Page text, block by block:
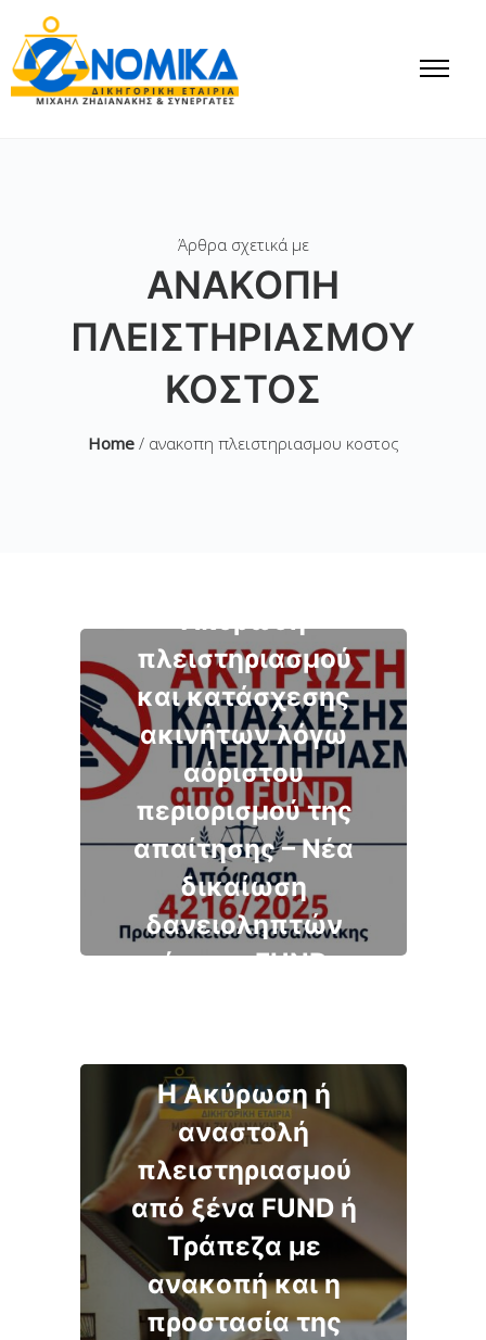
Άρθρα σχετικά με
ΑΝΑΚΟΠΗ
ΠΛΕΙΣΤΗΡΙΑΣΜΟΥ
ΚΟΣΤΟΣ
Home/ ανακοπη πλειστηριασμου κοστος
Ακύρωση
πλειστηριασμού
και κατάσχεσης
ακινήτων λόγω
αόριστου
περιορισμού της
απαίτησης – Νέα
δικαίωση
δανειοληπτών
έναντι FUND
Η Ακύρωση ή
αναστολή
πλειστηριασμού
από ξένα FUND ή
Τράπεζα με
ανακοπή και η
προστασία της